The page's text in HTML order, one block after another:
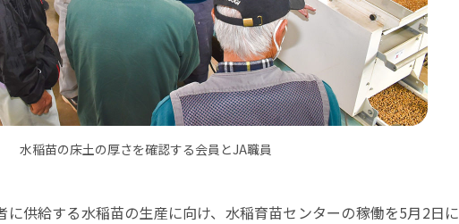
水稲苗の床土の厚さを確認する会員とJA職員
供給する水稲苗の生産に向け、水稲育苗センターの稼働を5月2日に